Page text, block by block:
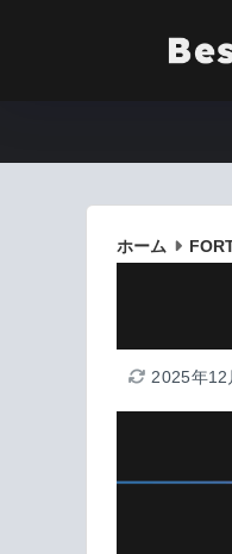
ホーム
2025年12